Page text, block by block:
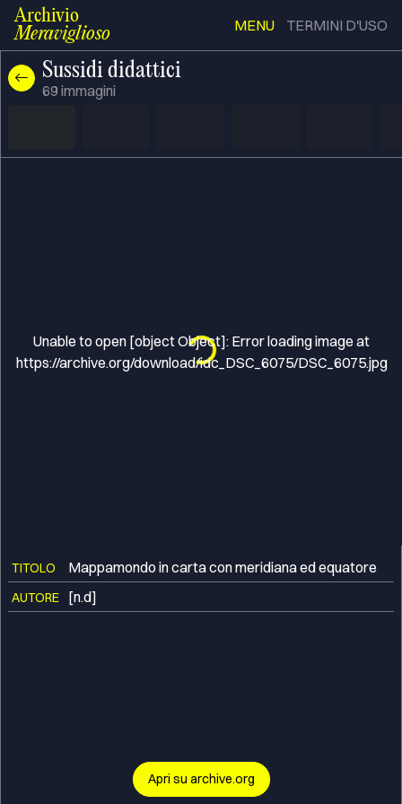
Archivio
Meraviglioso
MENU TERMINI D'USO
Sussidi didattici
69 immagini
TITOLO Mappamondo in carta con meridiana ed equatore
AUTORE [n.d]
Apri su archive.org
Loading...
Unable to open [object Object]: Error loading image at
https://archive.org/download/idc_DSC_6075/DSC_6075.jpg